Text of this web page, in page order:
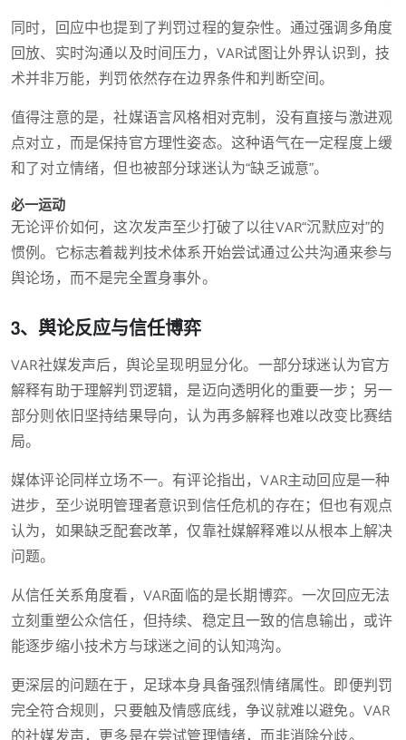
同时，回应中也提到了判罚过程的复杂性。通过强调多角度
回放、实时沟通以及时间压力，VAR试图让外界认识到，技
术并非万能，判罚依然存在边界条件和判断空间。
值得注意的是，社媒语言风格相对克制，没有直接与激进观
点对立，而是保持官方理性姿态。这种语气在一定程度上缓
和了对立情绪，但也被部分球迷认为“缺乏诚意”。
必一运动
无论评价如何，这次发声至少打破了以往VAR“沉默应对”的
惯例。它标志着裁判技术体系开始尝试通过公共沟通来参与
舆论场，而不是完全置身事外。
3、舆论反应与信任博弈
VAR社媒发声后，舆论呈现明显分化。一部分球迷认为官方
解释有助于理解判罚逻辑，是迈向透明化的重要一步；另一
部分则依旧坚持结果导向，认为再多解释也难以改变比赛结
局。
媒体评论同样立场不一。有评论指出，VAR主动回应是一种
进步，至少说明管理者意识到信任危机的存在；但也有观点
认为，如果缺乏配套改革，仅靠社媒解释难以从根本上解决
问题。
从信任关系角度看，VAR面临的是长期博弈。一次回应无法
立刻重塑公众信任，但持续、稳定且一致的信息输出，或许
能逐步缩小技术方与球迷之间的认知鸿沟。
更深层的问题在于，足球本身具备强烈情绪属性。即便判罚
完全符合规则，只要触及情感底线，争议就难以避免。VAR